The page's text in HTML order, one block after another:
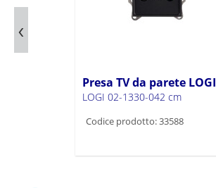
Presa TV da parete LOGI
LOGI 02-1330-042 cm
Codice prodotto: 33588